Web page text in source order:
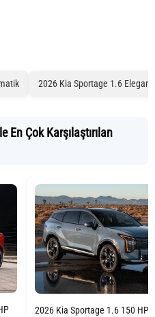
2026 Kia Sportage 1.6
En Çok Karşılaştırılan
2026 Kia Sportage 1.6 150 HP